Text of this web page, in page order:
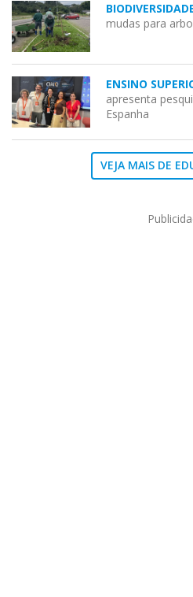
mudas para
ENSINO
apresenta
Espanha
VEJA MAIS DE